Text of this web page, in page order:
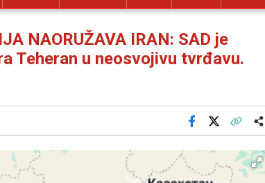
NAORUŽAVA IRAN: SAD je
Teheran u neosvojivu tvrđavu.
Facebook